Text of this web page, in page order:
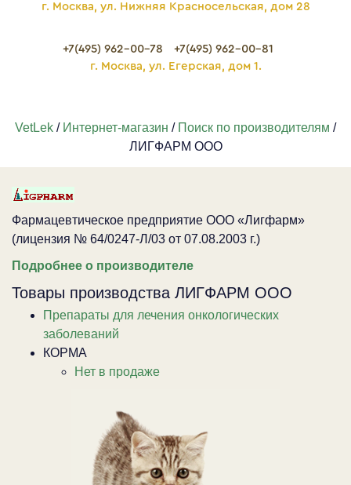
г. Москва, ул. Нижняя Красносельская, дом 28
+7(495) 962-00-78
+7(495) 962-00-81
г. Москва, ул. Егерская, дом 1.
VetLek / Интернет-магазин / Поиск по производителям /
ЛИГФАРМ ООО
Фармацевтическое предприятие ООО «Лигфарм»
(лицензия № 64/0247-Л/03 от 07.08.2003 г.)
Подробнее о производителе
Товары производства ЛИГФАРМ ООО
Препараты для лечения онкологических
заболеваний
КОРМА
Нет в продаже